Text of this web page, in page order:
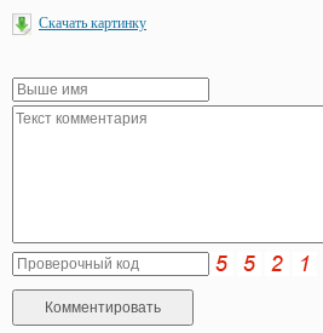
Скачать картинку